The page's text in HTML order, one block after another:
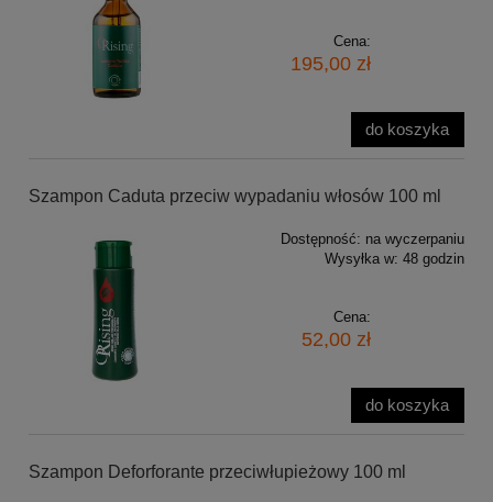
Cena:
195,00 zł
do koszyka
Szampon Caduta przeciw wypadaniu włosów 100 ml
Dostępność: na wyczerpaniu
Wysyłka w: 48 godzin
Cena:
52,00 zł
do koszyka
Szampon Deforforante przeciwłupieżowy 100 ml